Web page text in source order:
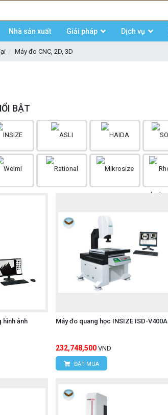
Nhà sản xuất Giải pháp Dịch vụ
Máy đo CNC, 2D, 3D
BẬT
hình ảnh
Máy đo quang học INSIZE ISD-V400A
232,748,500 VND
ĐẶT MUA